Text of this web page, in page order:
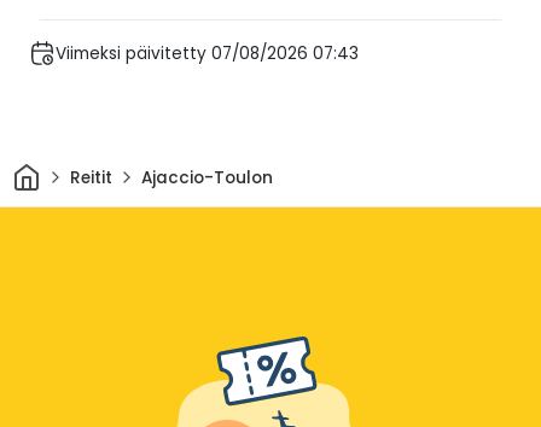
Viimeksi päivitetty 07/08/2026 07:43
KotiinReitit Ajaccio-Toulon